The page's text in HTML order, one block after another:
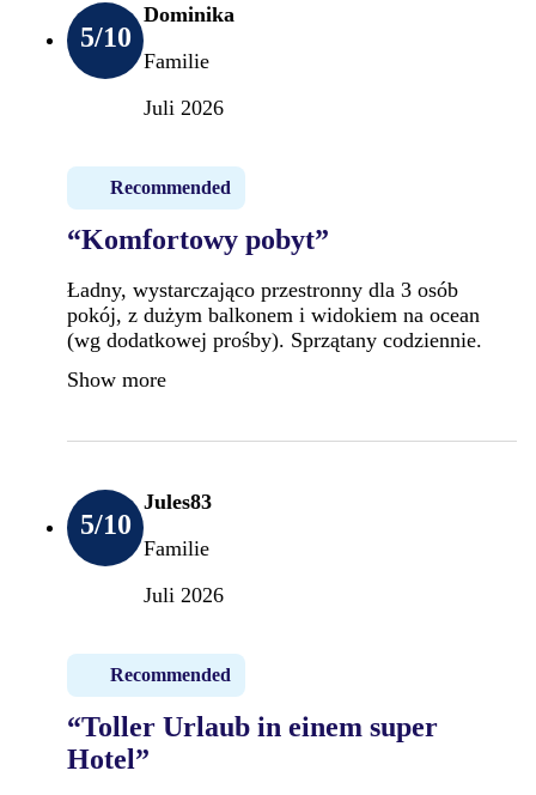
5/10
Dominika
Familie
Juli 2026
Recommended
“Komfortowy pobyt”
Ładny, wystarczająco przestronny dla 3 osób
pokój, z dużym balkonem i widokiem na ocean
(wg dodatkowej prośby). Sprzątany codziennie.
Show more
5/10
Jules83
Familie
Juli 2026
Recommended
“Toller Urlaub in einem super
Hotel”